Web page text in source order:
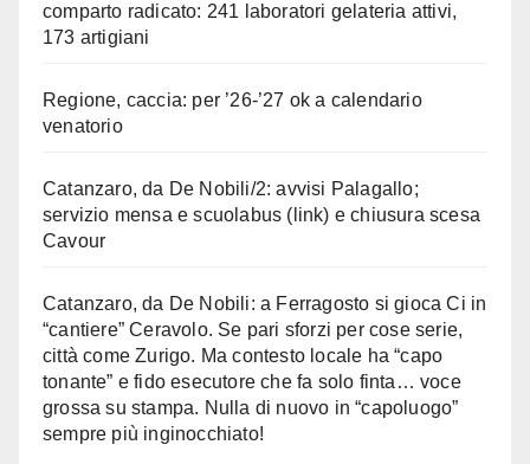
comparto radicato: 241 laboratori gelateria attivi,
173 artigiani
Regione, caccia: per ’26-’27 ok a calendario
venatorio
Catanzaro, da De Nobili/2: avvisi Palagallo;
servizio mensa e scuolabus (link) e chiusura scesa
Cavour
Catanzaro, da De Nobili: a Ferragosto si gioca Ci in
“cantiere” Ceravolo. Se pari sforzi per cose serie,
città come Zurigo. Ma contesto locale ha “capo
tonante” e fido esecutore che fa solo finta… voce
grossa su stampa. Nulla di nuovo in “capoluogo”
sempre più inginocchiato!